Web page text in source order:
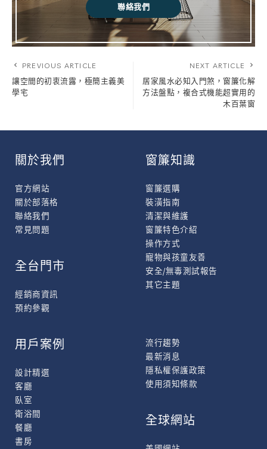
聯絡我們
PREVIOUS ARTICLE
讓空間的初衷流露，極簡主義美
學宅
NEXT ARTICLE
居家風水必知入門煞，窗簾化解
方法盤點，複合式機能超實用的
木百葉窗
關於我們
官方網站
關於部落格
聯絡我們
常見問題
窗簾知識
窗簾選購
裝潢指南
清潔與維護
窗簾特色介紹
操作方式
寵物與孩童友善
安全/無毒測試報告
其它主題
全台門市
經銷商資訊
預約參觀
用戶案例
設計精選
客廳
臥室
衛浴間
餐廳
書房
流行趨勢
最新消息
隱私權保護政策
使用須知條款
全球網站